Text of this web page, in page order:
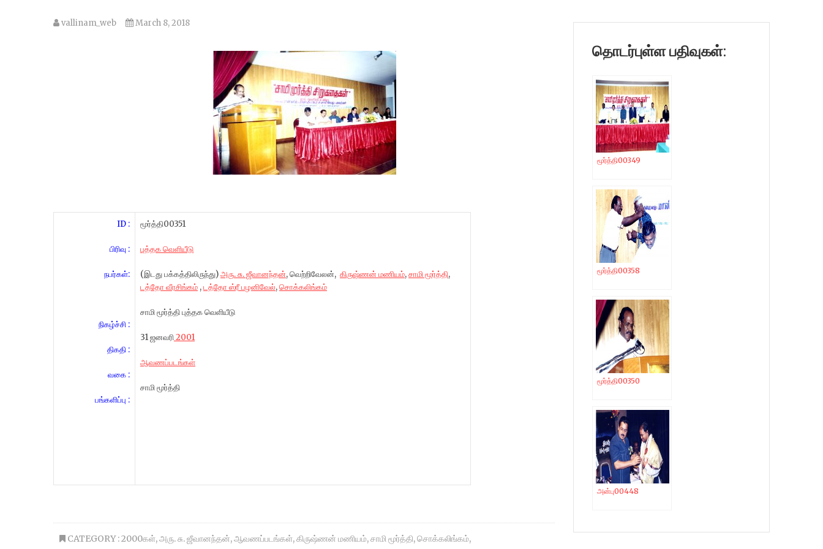
vallinam_web March 8, 2018
ID :
பிரிவு :
நபர்கள்:
நிகழ்ச்சி :
திகதி :
வகை :
பங்களிப்பு :
மூர்த்தி00351
புத்தக வெளியீடு
(இடது பக்கத்திலிருந்து)அரு. சு. ஜீவானந்தன், வெற்றிவேலன், கிருஷ்ணன் மணியம்,சாமி மூர்த்தி,
டத்தோ வீரசிங்கம் ,டத்தோ ஸ்ரீ பழனிவேல்,சொக்கலிங்கம்
சாமி மூர்த்தி புத்தக வெளியீடு
31 ஜனவரி2001
ஆவணப்படங்கள்
சாமி மூர்த்தி
CATEGORY :2000கள்,அரு. சு. ஜீவானந்தன்,ஆவணப்படங்கள்,கிருஷ்ணன் மணியம்,சாமி மூர்த்தி,சொக்கலிங்கம்,
தொடர்புள்ள பதிவுகள்:
மூர்த்தி00349
மூர்த்தி00358
மூர்த்தி00350
அன்பு00448